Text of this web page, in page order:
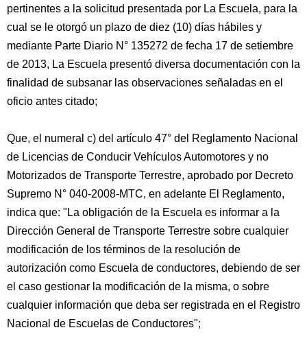
pertinentes a la solicitud presentada por La Escuela, para la
cual se le otorgó un plazo de diez (10) días hábiles y
mediante Parte Diario N° 135272 de fecha 17 de setiembre
de 2013, La Escuela presentó diversa documentación con la
finalidad de subsanar las observaciones señaladas en el
oficio antes citado;
Que, el numeral c) del artículo 47° del Reglamento Nacional
de Licencias de Conducir Vehículos Automotores y no
Motorizados de Transporte Terrestre, aprobado por Decreto
Supremo N° 040-2008-MTC, en adelante El Reglamento,
indica que: "La obligación de la Escuela es informar a la
Dirección General de Transporte Terrestre sobre cualquier
modificación de los términos de la resolución de
autorización como Escuela de conductores, debiendo de ser
el caso gestionar la modificación de la misma, o sobre
cualquier información que deba ser registrada en el Registro
Nacional de Escuelas de Conductores";